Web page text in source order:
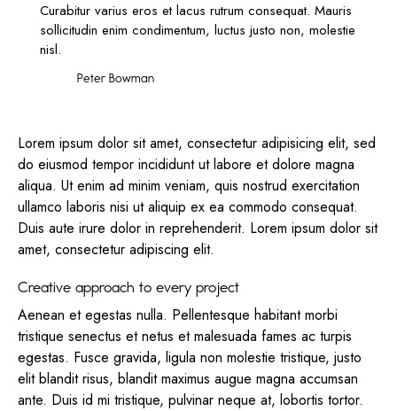
Curabitur varius eros et lacus rutrum consequat. Mauris
sollicitudin enim condimentum, luctus justo non, molestie
nisl.
Peter Bowman
Lorem ipsum dolor sit amet, consectetur adipisicing elit, sed
do eiusmod tempor incididunt ut labore et dolore magna
aliqua. Ut enim ad minim veniam, quis nostrud exercitation
ullamco laboris nisi ut aliquip ex ea commodo consequat.
Duis aute irure dolor in reprehenderit. Lorem ipsum dolor sit
amet, consectetur adipiscing elit.
Creative approach to every project
Aenean et egestas nulla. Pellentesque habitant morbi
tristique senectus et netus et malesuada fames ac turpis
egestas. Fusce gravida, ligula non molestie tristique, justo
elit blandit risus, blandit maximus augue magna accumsan
ante. Duis id mi tristique, pulvinar neque at, lobortis tortor.